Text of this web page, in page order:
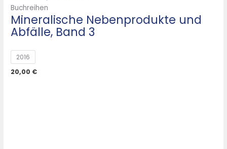
Buchreihen
Mineralische Nebenprodukte und
Abfälle, Band 3
2016
20,00 €